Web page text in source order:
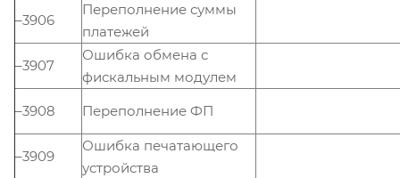
–3906
Переполнение суммы
платежей
–3907
Ошибка обмена с
фискальным модулем
–3908
Переполнение ФП
–3909
Ошибка печатающего
устройства